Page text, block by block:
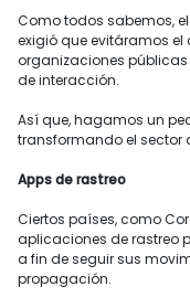
Como todos sabemos,
exigió que evitáramos
organizaciones
de interacción.
Así que, hagamos un
transformando el sector
Apps de rastreo
Ciertos países, como
aplicaciones de rastreo
a fin de seguir sus
propagación.